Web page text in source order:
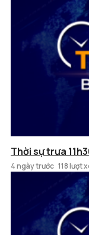
Thời sự trưa
4 ngày trước 118 lượt